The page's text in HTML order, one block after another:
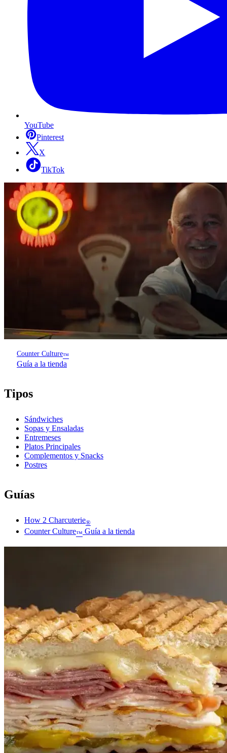
YouTube
Pinterest
X
TikTok
Counter Culture™
Guía a la tienda
Tipos
Sándwiches
Sopas y Ensaladas
Entremeses
Platos Principales
Complementos y Snacks
Postres
Guías
How 2 Charcuterie®
Counter Culture™ Guía a la tienda